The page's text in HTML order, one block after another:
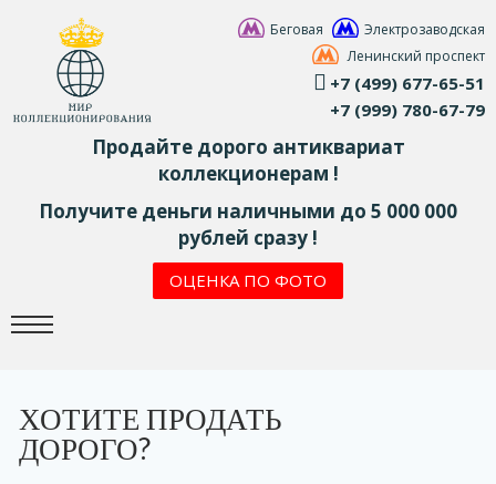
Беговая
Электрозаводская
Ленинский проспект
+7 (499) 677-65-51
+7 (999) 780-67-79
Продайте дорого антиквариат
коллекционерам !
Получите деньги наличными до 5 000 000
рублей сразу !
ОЦЕНКА ПО ФОТО
ХОТИТЕ ПРОДАТЬ
ДОРОГО?